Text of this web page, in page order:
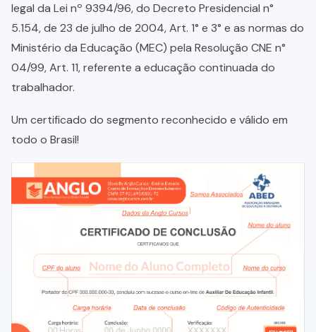
legal da Lei nº 9394/96, do Decreto Presidencial n°
5.154, de 23 de julho de 2004, Art. 1° e 3° e as normas do
Ministério da Educação (MEC) pela Resolução CNE n°
04/99, Art. 11, referente a educação continuada do
trabalhador.
Um certificado do segmento reconhecido e válido em
todo o Brasil!